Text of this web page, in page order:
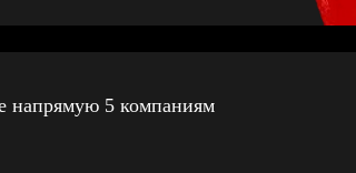
напрямую 5 компаниям